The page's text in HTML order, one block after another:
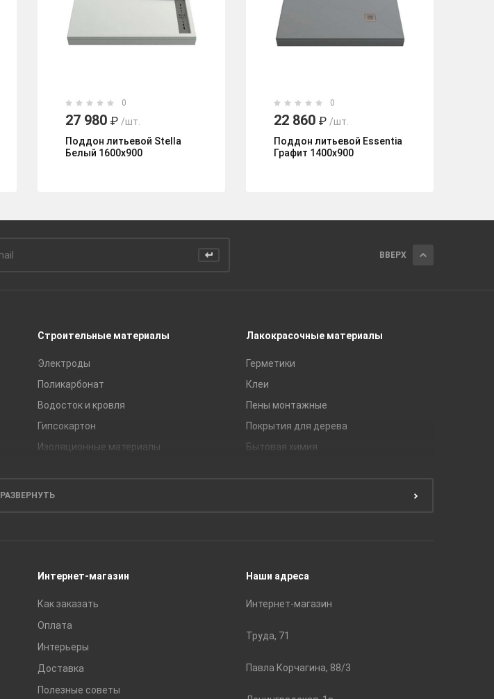
0
27 980 ₽ /шт.
Поддон литьевой Stella
Белый 1600x900
0
22 860 ₽ /шт.
Поддон литьевой Essentia
Графит 1400х900
ВВЕРХ
Строительные материалы
Электроды
Поликарбонат
Водосток и кровля
Гипсокартон
Изоляционные материалы
Сухие смеси
Лакокрасочные материалы
Герметики
Клеи
Пены монтажные
Покрытия для дерева
Бытовая химия
РАЗВЕРНУТЬ
Интернет-магазин
Как заказать
Оплата
Интерьеры
Доставка
Полезные советы
Наши адреса
Интернет-магазин
Труда, 71
Павла Корчагина, 88/3